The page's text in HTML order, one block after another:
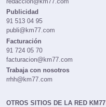
Publicidad
91 513 04 95
publi@km77.com
Facturación
91 724 05 70
facturacion@km77.com
Trabaja con nosotros
rrhh@km77.com
OTROS SITIOS DE LA RED KM77